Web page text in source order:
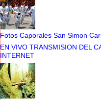
Fotos Caporales San Simon
EN VIVO TRANSMISION DEL
INTERNET